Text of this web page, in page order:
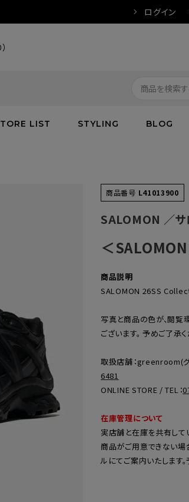
ログイン
トップス
トップス
LIST STYLING BLOG
Carnation
商品番号 L41013900
SALOMON ／サ
＜
商品説明
SALOMON 26SS
写真と商品の色が、閲覧
ございます。 予めご了承く
取扱店舗：greenroom(
6481
ONLINE STORE / TEL：
在庫管理について
実店舗と在庫を共有して
商品がご用意できない場
ルにてご案内いたします